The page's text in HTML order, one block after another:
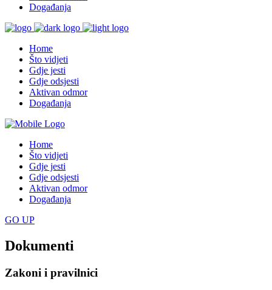
Događanja
Home
Što vidjeti
Gdje jesti
Gdje odsjesti
Aktivan odmor
Događanja
Home
Što vidjeti
Gdje jesti
Gdje odsjesti
Aktivan odmor
Događanja
GO UP
Dokumenti
Zakoni i pravilnici